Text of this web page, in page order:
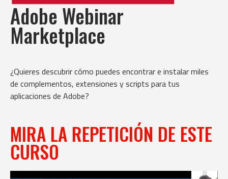
Adobe Webinar
Marketplace
¿Quieres descubrir cómo puedes encontrar e instalar miles
de complementos, extensiones y scripts para tus
aplicaciones de Adobe?
MIRA LA REPETICIÓN DE ESTE
CURSO